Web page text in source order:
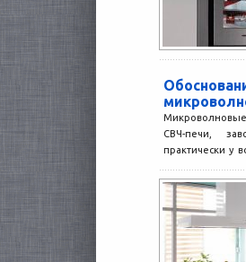
СВЧ-печи,
практически у
обосновать